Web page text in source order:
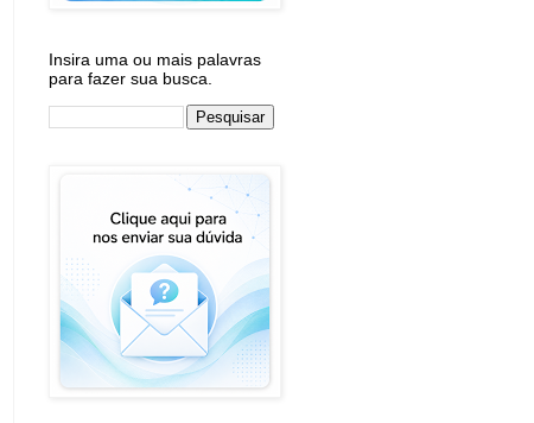
Insira uma ou mais palavras
para fazer sua busca.